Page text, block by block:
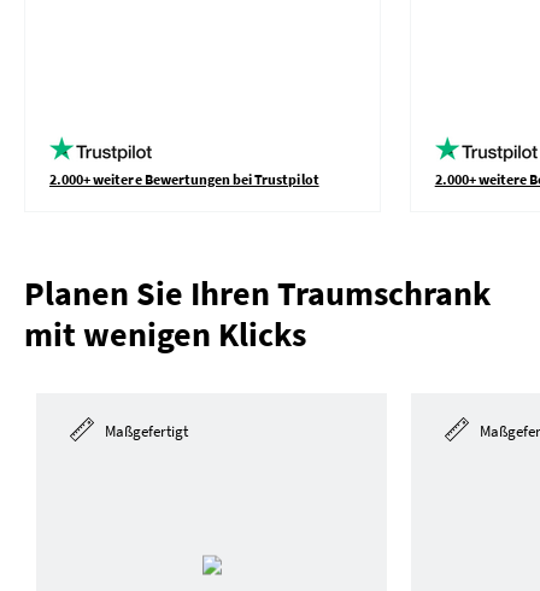
2.000+ weitere Bewertungen bei Trustpilot 2.000+ weitere
Planen Sie Ihren Traumschrank
mit wenigen Klicks
Maßgefertigt